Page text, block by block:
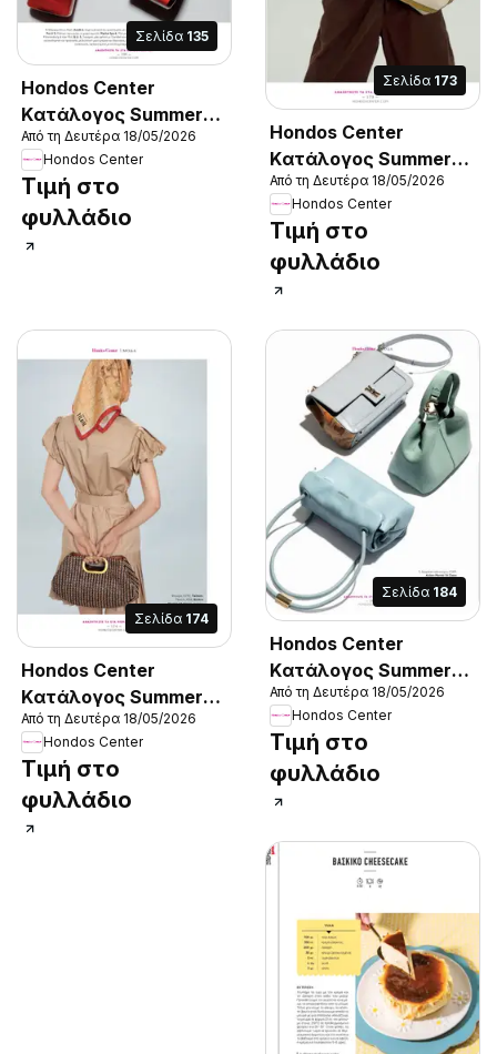
Σελίδα 135
Hondos Center
Kατάλογος Summer
2026
Από τη Δευτέρα 18/05/2026
Hondos Center
Τιμή στο
φυλλάδιο
Σελίδα 173
Hondos Center
Kατάλογος Summer
2026
Από τη Δευτέρα 18/05/2026
Hondos Center
Τιμή στο
φυλλάδιο
Σελίδα 174
Hondos Center
Kατάλογος Summer
2026
Από τη Δευτέρα 18/05/2026
Hondos Center
Τιμή στο
φυλλάδιο
Σελίδα 184
Hondos Center
Kατάλογος Summer
2026
Από τη Δευτέρα 18/05/2026
Hondos Center
Τιμή στο
φυλλάδιο